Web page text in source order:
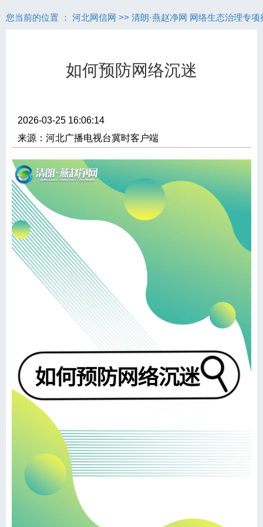
您当前的位置 ： 河北网信网 >> 清朗·燕赵净网 网络生态治理专项
如何预防网络沉迷
2026-03-25 16:06:14
来源：河北广播电视台冀时客户端